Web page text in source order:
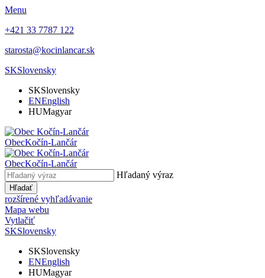
Menu
+421 33 7787 122
starosta@kocinlancar.sk
SKSlovensky
SKSlovensky
ENEnglish
HUMagyar
ObecKočín-Lančár
ObecKočín-Lančár
Hľadaný výraz
Hľadať
rozšírené vyhľadávanie
Mapa webu
Vytlačiť
SKSlovensky
SKSlovensky
ENEnglish
HUMagyar